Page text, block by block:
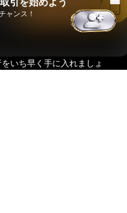
いち早く手に入れましょ
App
ャンス！Bybitアプリで読む